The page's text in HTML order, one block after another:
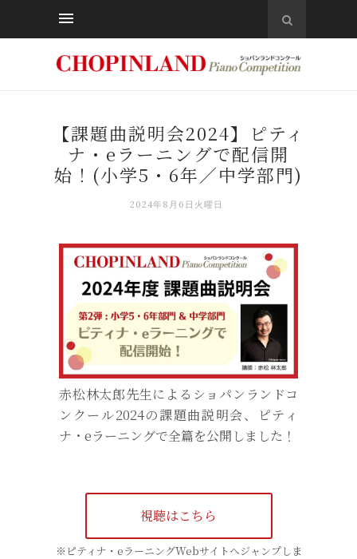
【課題曲説明会2024】ピティ
ナ・eラーニングで配信開
始！(小学5・6年／中学部門)
2024年8月6日火曜日
赤松林太郎先生によるショパンランドコ
ンクール2024の課題曲説明会、ピティ
ナ・eラーニングで全篇を公開しました！
視聴はこちら
※ピティナ・eラーニングWebサイトへジャンプしま